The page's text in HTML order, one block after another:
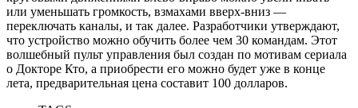
или уменьшать громкость, взмахами вверх-вниз —
переключать каналы, и так далее. Разработчики утверждают,
что устройство можно обучить более чем 30 командам. Этот
волшебный пульт управления был создан по мотивам сериала
о Докторе Кто, а приобрести его можно будет уже в конце
лета, предварительная цена составит 100 долларов.